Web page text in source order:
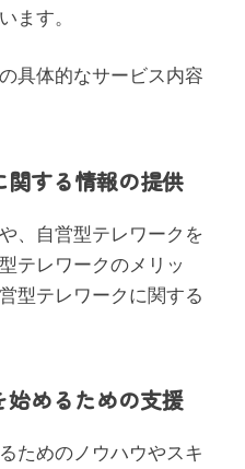
ます。
具体的なサービス内容
関する情報の提供
、自営型テレワークを
テレワークのメリッ
型テレワークに関する
始めるための支援
ためのノウハウやスキ